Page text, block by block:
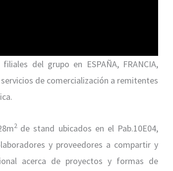
del grupo en ESPAÑA, FRANCIA,
de comercialización a remitentes
2 de stand ubicados en el Pab.10E04,
y proveedores a compartir y
acerca de proyectos y formas de